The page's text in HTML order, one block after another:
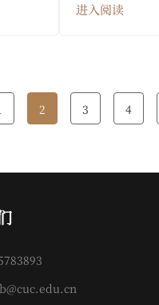
进入阅读
2 3 4